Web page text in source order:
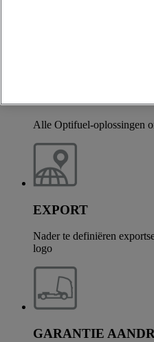
Alle Optifuel-oplossingen
EXPORT
Nader te definiëren
logo
GARANTIE